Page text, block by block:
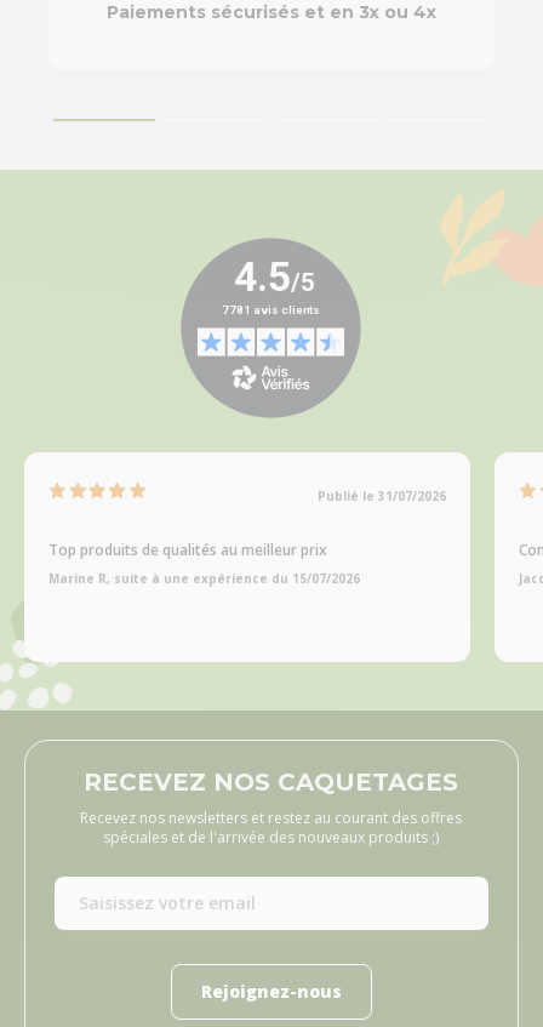
Paiements sécurisés et en 3x ou 4x
Publié le 31/07/2026
Top produits de qualités au meilleur prix
Marine R, suite à une expérience du 15/07/2026
RECEVEZ NOS CAQUETAGES
Recevez nos newsletters et restez au courant des offres
spéciales et de l'arrivée des nouveaux produits ;)
Rejoignez-nous